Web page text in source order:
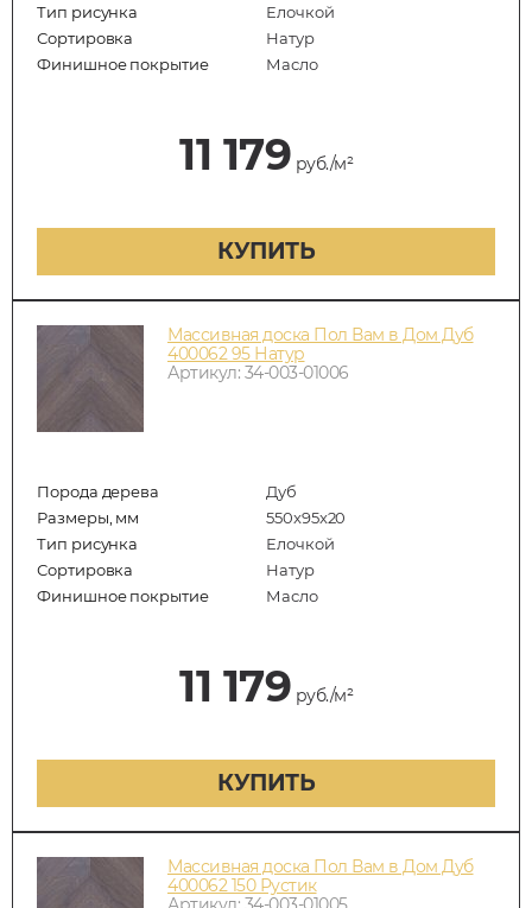
Тип рисунка
Елочкой
Сортировка
Натур
Финишное покрытие
Масло
11 179 руб./м²
КУПИТЬ
Массивная доска Пол Вам в Дом Дуб
400062 95 Натур
Артикул: 34-003-01006
Порода дерева
Дуб
Размеры, мм
550x95x20
Тип рисунка
Елочкой
Сортировка
Натур
Финишное покрытие
Масло
11 179 руб./м²
КУПИТЬ
Массивная доска Пол Вам в Дом Дуб
400062 150 Рустик